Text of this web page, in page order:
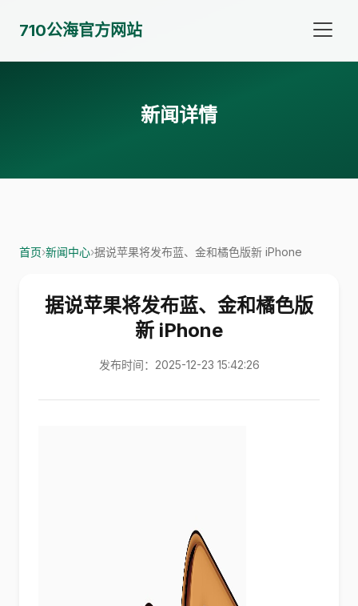
710公海官方网站
新闻详情
首页›新闻中心›据说苹果将发布蓝、金和橘色版新 iPhone
据说苹果将发布蓝、金和橘色版
新 iPhone
发布时间：2025-12-23 15:42:26